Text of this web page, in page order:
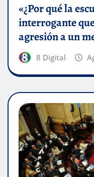
«¿Por qué la
interrogante
agresión a un
8 Digital